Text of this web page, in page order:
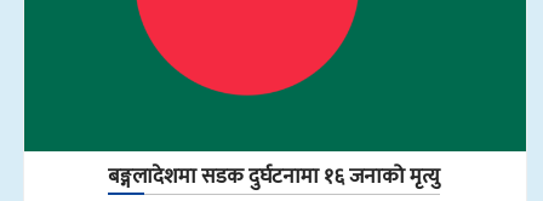
बङ्गलादेशमा सडक दुर्घटनामा १६ जनाको मृत्यु